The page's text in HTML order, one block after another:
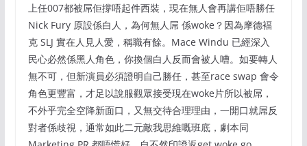
上任007都被屌佢撐唔起件西裝，現在無人會再講佢唔勝任
Nick Fury 原設係白人，為何無人屌 係woke？因為摩德褔
克 SLJ 實在人見人愛，稱職有餘。Mace Windu 已經深入
民心必然係黑人角色，你換個白人反而會被人嘈。如要轉人
無不可，但新演員必須證明自己勝任，甚至race swap 會令
角色更豐富，才足以說服觀眾接受現在woke片所以被屌，
不外乎完全空降新面口，又無交待合理理由，一開口就屌反
對者係歧視，通常如此二元敵我思維嘅班底，劇本同